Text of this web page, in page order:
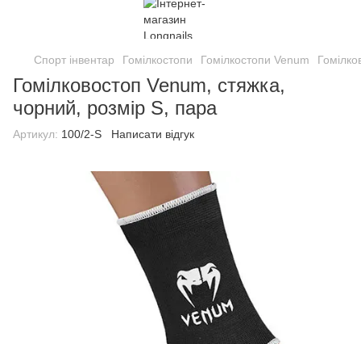
Спорт інвентар Гомілкостопи Гомілкостопи Venum
Гомілковостоп Venum, стяжка,
чорний, розмір S, пара
Артикул: 100/2-S Написати відгук